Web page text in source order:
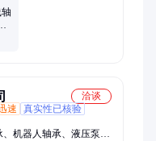
洽谈
速
真实性已核验
机器人轴承、液压泵马